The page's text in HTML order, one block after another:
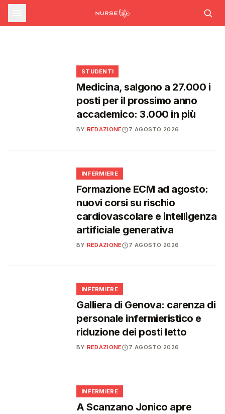
sfide che decideranno il futuro del
Ssn
Decreto PA e sanità: nuovo commissario per
le scorte Covid, liste d'attesa al Siveas e
INFERMIERE
Decreto PA: nuove regole per scorte Covid,
STUDENTI
Medicina, salgono a 27.000 i
posti per il prossimo anno
accademico: 3.000 in più
BY REDAZIONE 7 AGOSTO 2026
INFERMIERE
Formazione ECM ad agosto:
nuovi corsi su rischio
cardiovascolare e intelligenza
artificiale generativa
BY REDAZIONE 7 AGOSTO 2026
INFERMIERE
Galliera di Genova: carenza di
personale infermieristico e
riduzione dei posti letto
BY REDAZIONE 7 AGOSTO 2026
INFERMIERE
A Scanzano Jonico apre